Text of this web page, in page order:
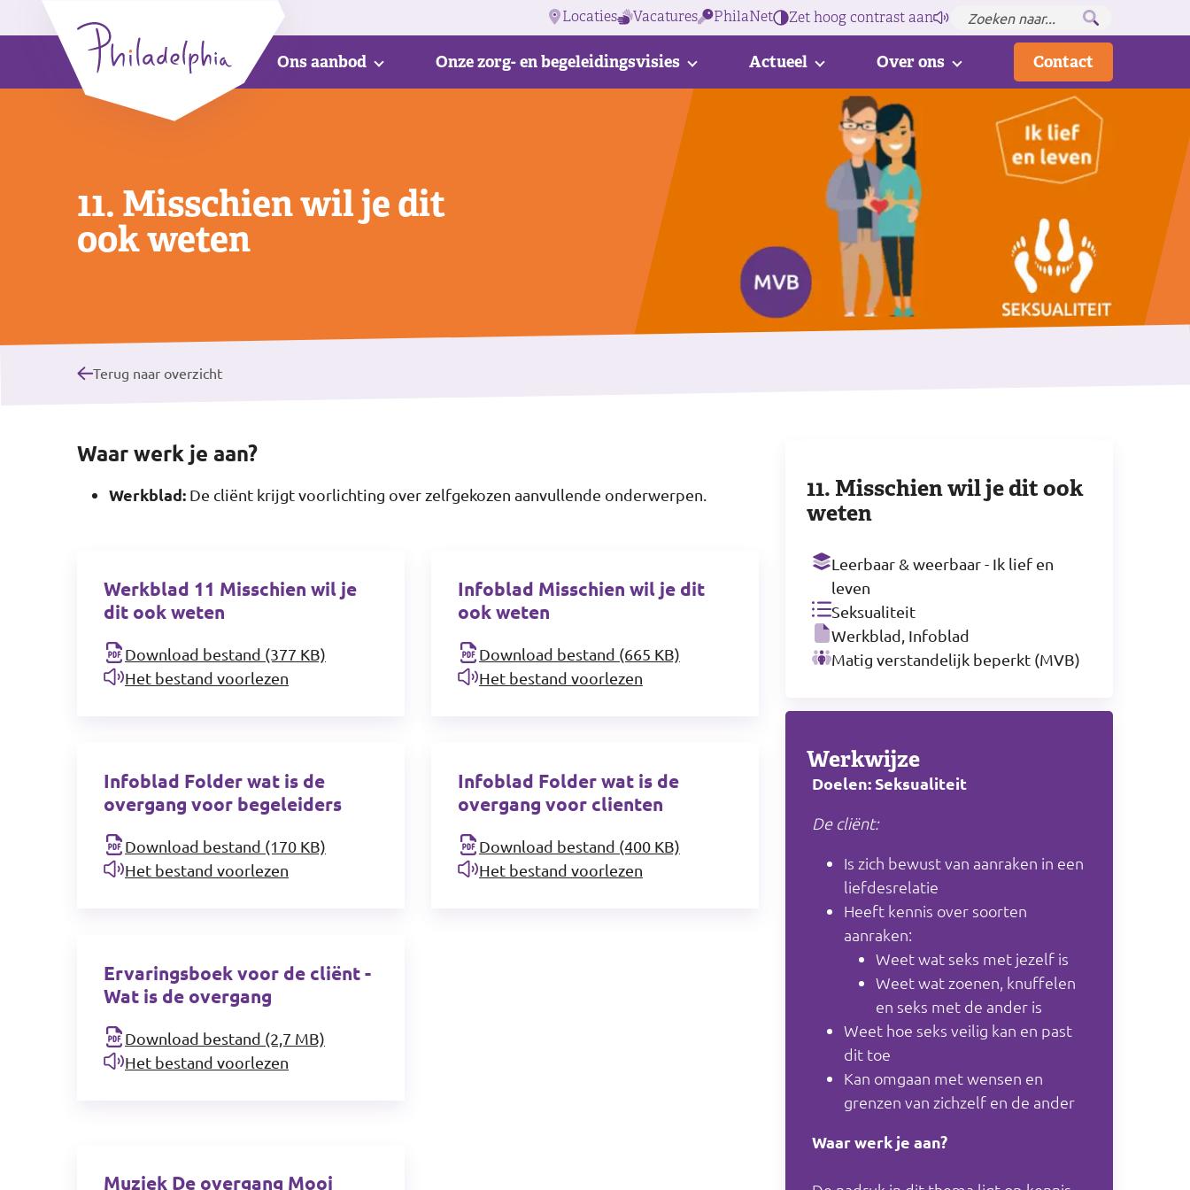
Locaties Vacatures PhilaNet Zet hoog contrast aan
Ons aanbod Onze zorg- en begeleidingsvisies Actueel Over ons Contact
11. Misschien wil je dit
ook weten
Terug naar overzicht
Waar werk je aan?
Werkblad: De cliënt krijgt voorlichting over zelfgekozen aanvullende onderwerpen.
Werkblad 11 Misschien wil je
dit ook weten
Download bestand (377 KB)
Het bestand voorlezen
Infoblad Misschien wil je dit
ook weten
Download bestand (665 KB)
Het bestand voorlezen
Infoblad Folder wat is de
overgang voor begeleiders
Download bestand (170 KB)
Het bestand voorlezen
Infoblad Folder wat is de
overgang voor clienten
Download bestand (400 KB)
Het bestand voorlezen
Ervaringsboek voor de cliënt -
Wat is de overgang
Download bestand (2,7 MB)
Het bestand voorlezen
Muziek De overgang Mooi
11. Misschien wil je dit ook
weten
Leerbaar & weerbaar - Ik lief en
leven
Seksualiteit
Werkblad, Infoblad
Matig verstandelijk beperkt (MVB)
Werkwijze
Doelen: Seksualiteit
De cliënt:
Is zich bewust van aanraken in een
liefdesrelatie
Heeft kennis over soorten
aanraken:
Weet wat seks met jezelf is
Weet wat zoenen, knuffelen
en seks met de ander is
Weet hoe seks veilig kan en past
dit toe
Kan omgaan met wensen en
grenzen van zichzelf en de ander
Waar werk je aan?